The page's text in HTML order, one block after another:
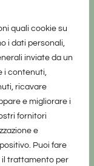
quali cookie su
i dati personali,
inviate da un
i contenuti,
ricavare
e migliorare i
fornitori
e
Puoi fare
il trattamento per